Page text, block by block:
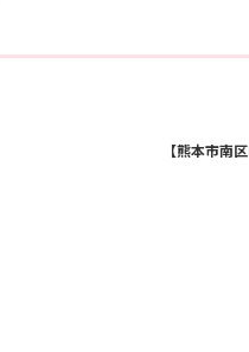
【熊本市南